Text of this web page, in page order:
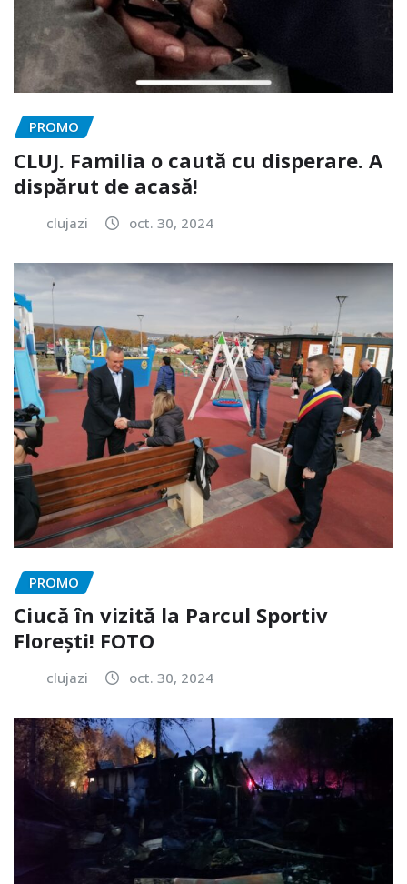
PROMO
CLUJ. Familia o caută cu disperare. A
dispărut de acasă!
clujazi oct. 30, 2024
PROMO
Ciucă în vizită la Parcul Sportiv
Florești! FOTO
clujazi oct. 30, 2024